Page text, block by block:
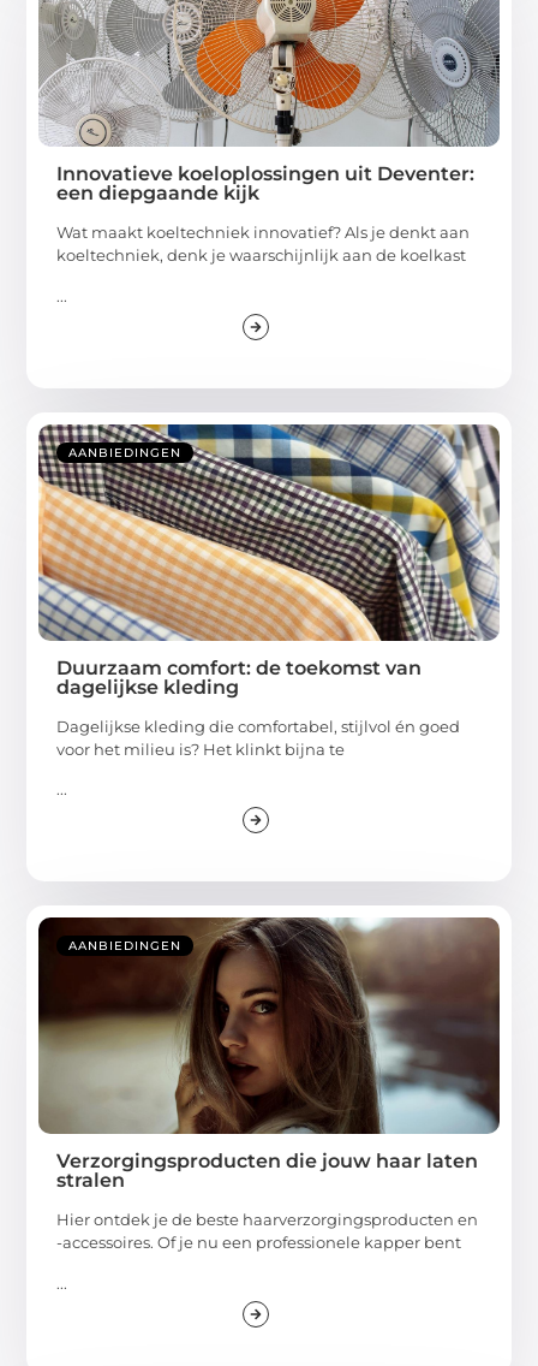
Innovatieve koeloplossingen uit Deventer:
een diepgaande kijk
Wat maakt koeltechniek innovatief? Als je denkt aan
koeltechniek, denk je waarschijnlijk aan de koelkast
...
AANBIEDINGEN
Duurzaam comfort: de toekomst van
dagelijkse kleding
Dagelijkse kleding die comfortabel, stijlvol én goed
voor het milieu is? Het klinkt bijna te
...
AANBIEDINGEN
Verzorgingsproducten die jouw haar laten
stralen
Hier ontdek je de beste haarverzorgingsproducten en
-accessoires. Of je nu een professionele kapper bent
...